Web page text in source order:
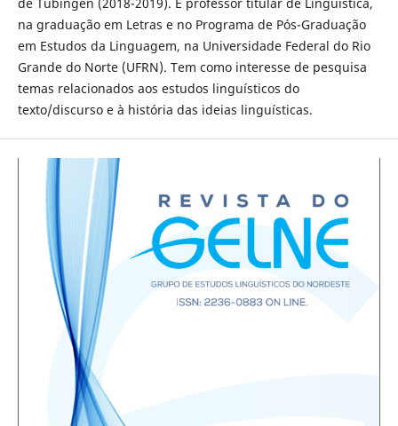
de Tübingen (2018-2019). É professor titular de Linguística,
na graduação em Letras e no Programa de Pós-Graduação
em Estudos da Linguagem, na Universidade Federal do Rio
Grande do Norte (UFRN). Tem como interesse de pesquisa
temas relacionados aos estudos linguísticos do
texto/discurso e à história das ideias linguísticas.